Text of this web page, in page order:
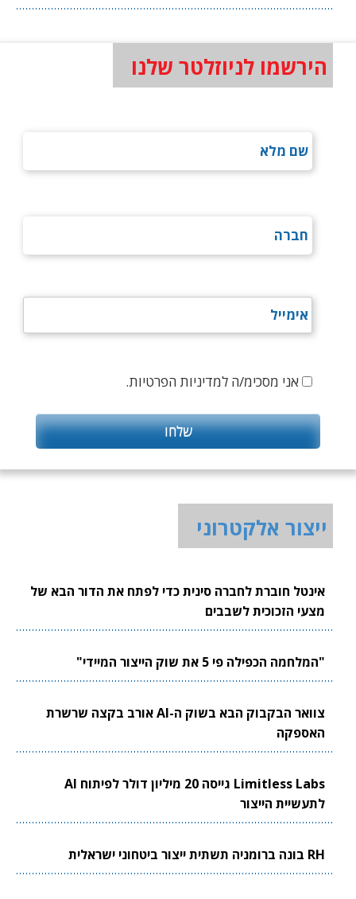
הירשמו לניוזלטר שלנו
אני מסכימ/ה למדיניות הפרטיות.
ייצור אלקטרוני
אינטל חוברת לחברה סינית כדי לפתח את הדור הבא של
מצעי הזכוכית לשבבים
"המלחמה הכפילה פי 5 את שוק הייצור המיידי"
צוואר הבקבוק הבא בשוק ה-AI אורב בקצה שרשרת
האספקה
Limitless Labs גייסה 20 מיליון דולר לפיתוח AI
לתעשיית הייצור
RH בונה ברומניה תשתית ייצור ביטחוני ישראלית